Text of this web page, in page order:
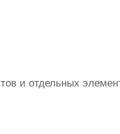
и отдельных